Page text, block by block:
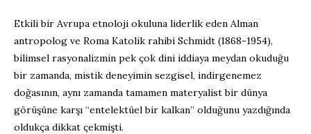
Etkili bir Avrupa etnoloji okuluna liderlik eden Alman
antropolog ve Roma Katolik rahibi Schmidt (1868-1954),
bilimsel rasyonalizmin pek çok dini iddiaya meydan okuduğu
bir zamanda, mistik deneyimin sezgisel, indirgenemez
doğasının, aynı zamanda tamamen materyalist bir dünya
görüşüne karşı “entelektüel bir kalkan” olduğunu yazdığında
oldukça dikkat çekmişti.